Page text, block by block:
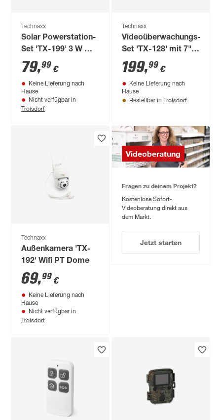
Technaxx
Solar Powerstation-
Set 'TX-199' 3 W mit
LED-Lampen
79,99 €
Keine Lieferung nach
Hause
Nicht verfügbar in
Troisdorf
Technaxx
Videoüberwachungs-
Set 'TX-128' mit 7"-
Touchscreen
199,99 €
Keine Lieferung nach
Hause
Bestellbar in Troisdorf
Technaxx
Außenkamera 'TX-
192' Wifi PT Dome
69,99 €
Keine Lieferung nach
Hause
Nicht verfügbar in
Troisdorf
Videoberatung
Fragen zu deinem Projekt?
Kostenlose Sofort-
Videoberatung direkt aus
dem Markt.
Jetzt starten